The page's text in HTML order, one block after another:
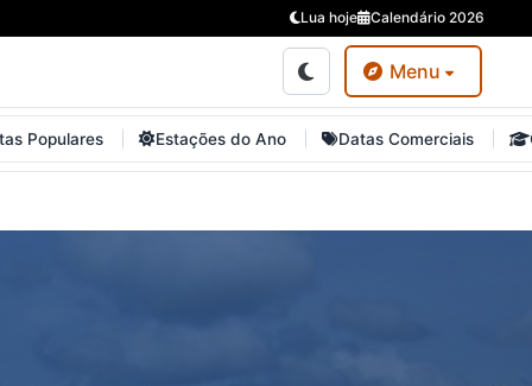
Lua hoje Calendário 2026
Menu
Populares Estações do Ano Datas Comerciais